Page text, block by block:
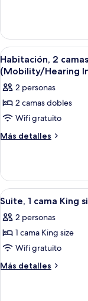
size,
para
no
fumadores
(Mobility/Hearing
Impaired
Accessible)
1
cama
King
size,
para
no
fumadores
Impaired
Accessible)
Abrir
todas
las
fotos
de
Habitación,
2
para
no
fumadores
(Mobility/Hearing
Impaired
Accessible)
4
Habitación, 2
(Mobility/Hearing
2 personas
2 camas dobles
Wifi gratuito
Más detalles
Más
2
camas
matrimoniales,
no
fumadores
Impaired
Accessible)
Abrir
todas
las
fotos
de
Suite,
5
Suite, 1 cama King
2 personas
1 cama King size
Wifi gratuito
Más detalles
Más